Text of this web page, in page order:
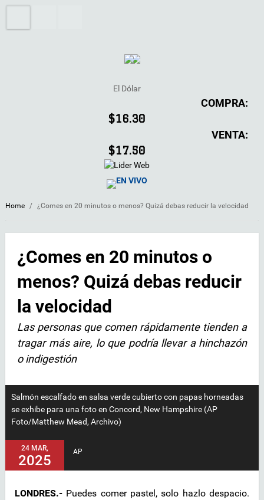
El Dólar
COMPRA:
$16.30
VENTA:
$17.50
EN VIVO
Home / ¿Comes en 20 minutos o menos? Quizá debas reducir la velocidad
¿Comes en 20 minutos o
menos? Quizá debas reducir
la velocidad
Las personas que comen rápidamente tienden a
tragar más aire, lo que podría llevar a hinchazón
o indigestión
Salmón escalfado en salsa verde cubierto con papas horneadas
se exhibe para una foto en Concord, New Hampshire (AP
Foto/Matthew Mead, Archivo)
24 MAR,
2025
AP
LONDRES.- Puedes comer pastel, solo hazlo despacio.